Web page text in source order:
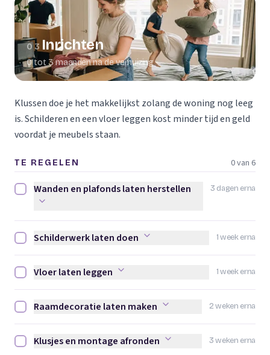
03 Inrichten
0 tot 3 maanden na de verhuizing
Klussen doe je het makkelijkst zolang de woning nog leeg
is. Schilderen en een vloer leggen kost minder tijd en geld
voordat je meubels staan.
TE REGELEN 0 van 6
3 dagen erna
Wanden en plafonds laten herstellen afvinken
Wanden en plafonds laten herstellen
1 week erna
Schilderwerk laten doen afvinken
Schilderwerk laten doen
1 week erna
Vloer laten leggen afvinken
Vloer laten leggen
2 weken erna
Raamdecoratie laten maken afvinken
Raamdecoratie laten maken
3 weken erna
Klusjes en montage afronden afvinken
Klusjes en montage afronden